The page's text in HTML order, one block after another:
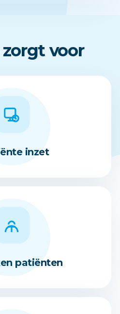
zorgt voor
inzet
patiënten